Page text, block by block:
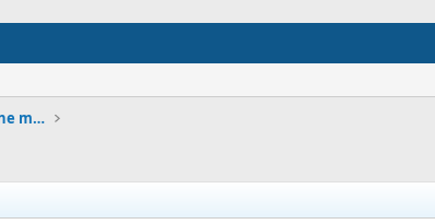
Diskografije / Kolekcije domace zabavne muzike